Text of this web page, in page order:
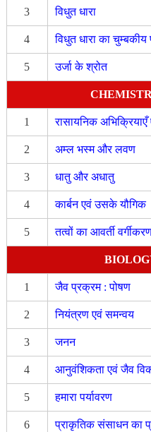
3 विधुत धारा
4 विधुत धारा का चुम्बकीय
5 उर्जा के श्रोत
1 रासायनिक
2 अम्ल भस्म और लवण
3 धातु और अधातु
4 कार्बन एवं उसके यौगिक
5 तत्वों का आवर्ती
1 जैव प्रक्रम : पोषण
2 नियंत्रण एवं समन्वय
3 जनन
4 आनुवंशिकता एवं जैव
5 हमारा पर्यावरण
6 प्राकृतिक संसाधन का